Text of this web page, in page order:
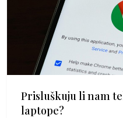
Prisluškuju li nam
laptope?